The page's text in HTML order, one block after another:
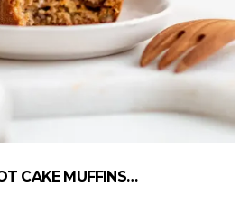
CAKE MUFFINS…